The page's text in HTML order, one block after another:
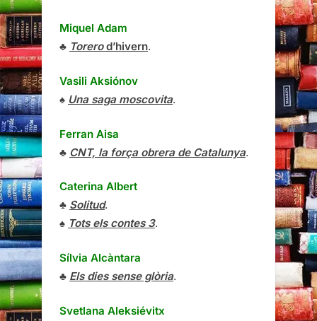
Miquel Adam
♣ Torerod’hivern.
Vasili Aksiónov
♠ Una saga moscovita.
Ferran Aisa
♣ CNT, la força obrera de Catalunya.
Caterina Albert
♣ Solitud.
♠ Tots els contes 3.
Sílvia Alcàntara
♣ Els dies sense glòria.
Svetlana Aleksiévitx